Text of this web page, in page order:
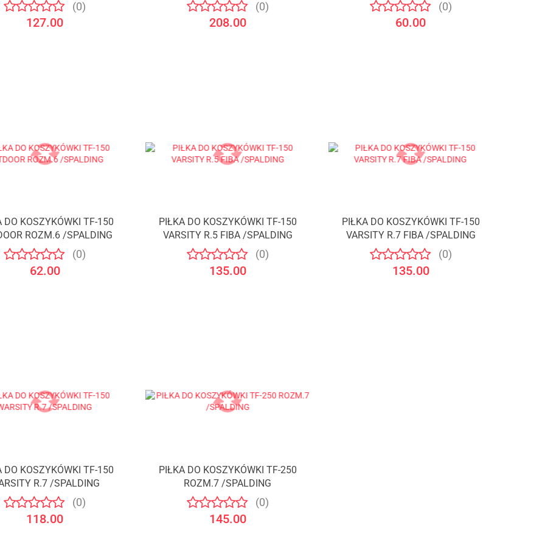
(0)
127.00
(0)
208.00
(0)
60.00
Produkt niedostępny
DO KOSZYKÓWKI TF-150
ROZM.6 /SPALDING
(0)
62.00
Produkt niedostępny
PIŁKA DO KOSZYKÓWKI TF-150
VARSITY R.5 FIBA /SPALDING
(0)
135.00
Produkt niedostępny
PIŁKA DO KOSZYKÓWKI TF-150
VARSITY R.7 FIBA /SPALDING
(0)
135.00
Produkt niedostępny
DO KOSZYKÓWKI TF-150
R.7 /SPALDING
(0)
118.00
Produkt niedostępny
PIŁKA DO KOSZYKÓWKI TF-250
ROZM.7 /SPALDING
(0)
145.00